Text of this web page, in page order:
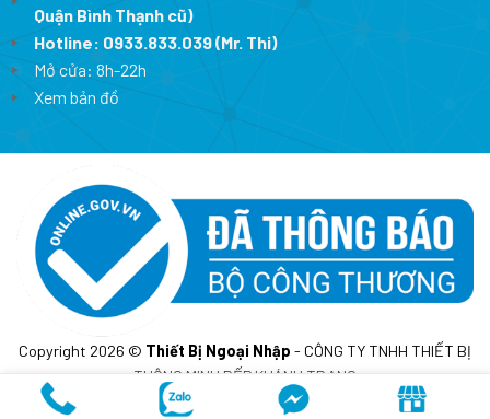
Quận Bình Thạnh cũ)
Hotline: 0933.833.039(Mr. Thi)
Mở cửa: 8h-22h
Xem bản đồ
Copyright 2026 © Thiết Bị Ngoại Nhập - CÔNG TY TNHH THIẾT BỊ
THÔNG MINH BẾP KHÁNH TRANG
MST: 0317675241- Cấp lần đầu ngày 10/02/2023 tại sở KH&DT